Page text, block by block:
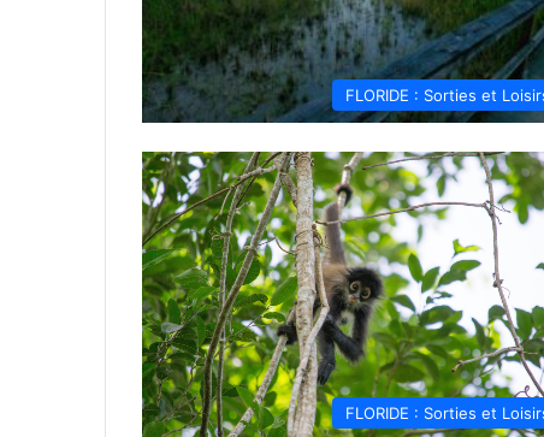
FLORIDE : Sorties et
FLORIDE : Sorties et